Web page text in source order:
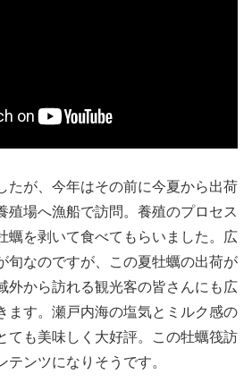
たが、今年はその前に今夏から出荷
殖場へ漁船で訪問。養殖のプロセス
蠣を剥いて食べてもらいました。広
旬なのですが、この夏牡蠣の出荷が
外から訪れる観光客の皆さんにも広
ます。瀬戸内海の塩気とミルク感の
ても美味しく大好評。この牡蠣筏訪
テンツになりそうです。